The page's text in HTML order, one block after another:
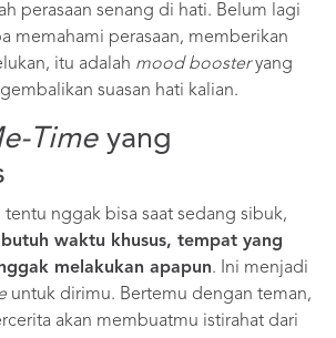
perasaan senang di hati. Belum lagi
memahami perasaan, memberikan
itu adalah mood boosteryang
suasan hati kalian.
Timeyang
tentu nggak bisa saat sedang sibuk,
waktu khusus, tempat yang
melakukan apapun. Ini menjadi
untuk dirimu. Bertemu dengan teman,
akan membuatmu istirahat dari